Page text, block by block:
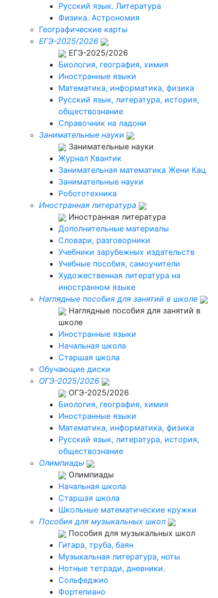
Русский язык. Литература
Физика. Астрономия
Географические карты
ЕГЭ-2025/2026
ЕГЭ-2025/2026
Биология, география, химия
Иностранные языки
Математика, информатика, физика
Русский язык, литература, история,
обществознание
Справочник на ладони
Занимательные науки
Занимательные науки
Журнал Квантик
Занимательная математика Жени Кац
Занимательные науки
Робототехника
Иностранная литература
Иностранная литература
Дополнительные материалы
Словари, разговорники
Учебники зарубежных издательств
Учебные пособия, самоучители
Художественная литература на
иностранном языке
Наглядные пособия для занятий в школе
Наглядные пособия для занятий в
школе
Иностранные языки
Начальная школа
Старшая школа
Обучающие диски
ОГЭ-2025/2026
ОГЭ-2025/2026
Биология, география, химия
Иностранные языки
Математика, информатика, физика
Русский язык, литература, история,
обществознание
Олимпиады
Олимпиады
Начальная школа
Старшая школа
Школьные математические кружки
Пособия для музыкальных школ
Пособия для музыкальных школ
Гитара, труба, баян
Музыкальная литература, ноты
Нотные тетради, дневники.
Сольфеджио
Фортепиано